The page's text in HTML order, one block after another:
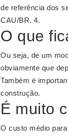
de referência dos
CAU/BR. 4.
O que
Ou seja, de um
obviamente que
Também é
construção.
É muito
O custo médio para